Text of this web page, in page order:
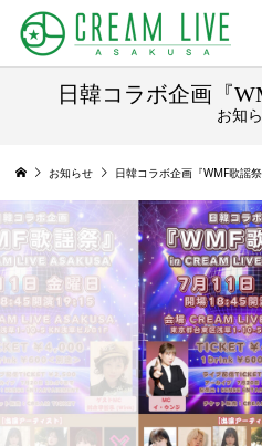
日韓コラボ企画『
お知
お知らせ 日韓コラボ企画『WMF歌謡